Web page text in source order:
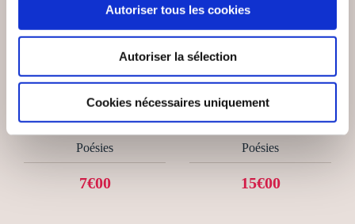
Autoriser tous les cookies
Autoriser la sélection
Cookies nécessaires uniquement
LE LIQUIDAMBAR DU
SQUARE ST-
PAPHNUCE
Poésies
7€00
MIROIRS ET REFLETS
Poésies
15€00